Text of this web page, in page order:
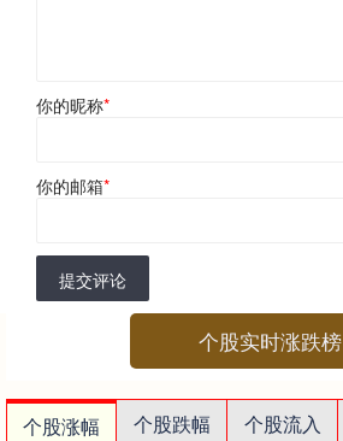
你的昵称*
你的邮箱*
提交评论
个股实时涨跌榜
个股涨幅 个股跌幅 个股流入